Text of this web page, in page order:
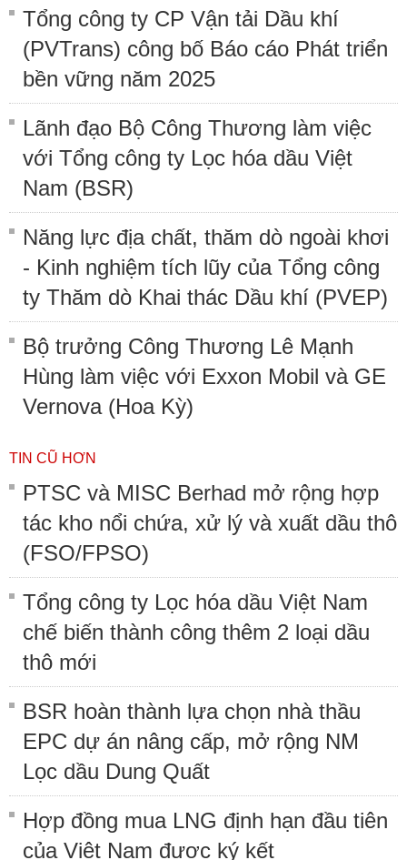
Tổng công ty CP Vận tải Dầu khí
(PVTrans) công bố Báo cáo Phát triển
bền vững năm 2025
Lãnh đạo Bộ Công Thương làm việc
với Tổng công ty Lọc hóa dầu Việt
Nam (BSR)
Năng lực địa chất, thăm dò ngoài khơi
- Kinh nghiệm tích lũy của Tổng công
ty Thăm dò Khai thác Dầu khí (PVEP)
Bộ trưởng Công Thương Lê Mạnh
Hùng làm việc với Exxon Mobil và GE
Vernova (Hoa Kỳ)
TIN CŨ HƠN
PTSC và MISC Berhad mở rộng hợp
tác kho nổi chứa, xử lý và xuất dầu thô
(FSO/FPSO)
Tổng công ty Lọc hóa dầu Việt Nam
chế biến thành công thêm 2 loại dầu
thô mới
BSR hoàn thành lựa chọn nhà thầu
EPC dự án nâng cấp, mở rộng NM
Lọc dầu Dung Quất
Hợp đồng mua LNG định hạn đầu tiên
của Việt Nam được ký kết